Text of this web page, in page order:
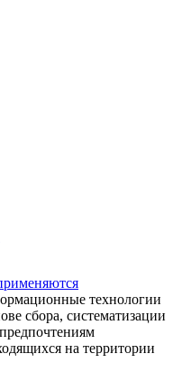
технологии
сбора, систематизации
на территории